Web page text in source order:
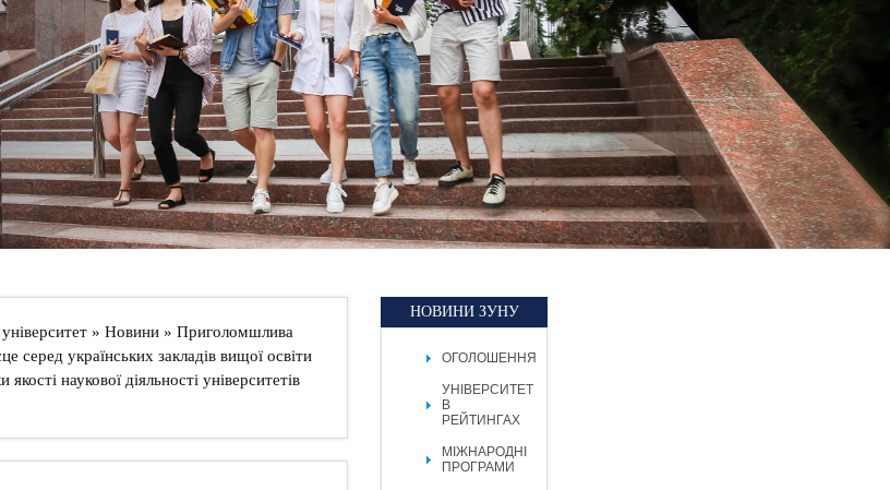
» Новини» Приголомшлива
українських закладів вищої освіти
наукової діяльності університетів
НОВИНИ ЗУНУ
ОГОЛОШЕННЯ
УНІВЕРСИТЕТ
В
РЕЙТИНГАХ
МІЖНАРОДНІ
ПРОГРАМИ